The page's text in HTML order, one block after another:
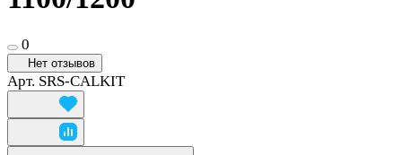
0
Нет отзывов
Арт. SRS-CALKIT